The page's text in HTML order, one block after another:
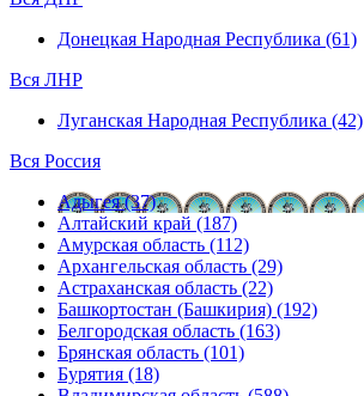
Донецкая Народная Республика (61)
Вся ЛНР
Луганская Народная Республика (42)
Вся Россия
Адыгея (37)
Алтайский край (187)
Амурская область (112)
Архангельская область (29)
Астраханская область (22)
Башкортостан (Башкирия) (192)
Белгородская область (163)
Брянская область (101)
Бурятия (18)